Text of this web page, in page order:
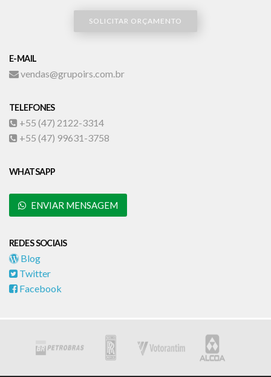
SOLICITAR ORÇAMENTO
E-MAIL
vendas@grupoirs.com.br
TELEFONES
+55 (47) 2122-3314
+55 (47) 99631-3758
WHATSAPP
ENVIAR MENSAGEM
REDES SOCIAIS
Blog
Twitter
Facebook